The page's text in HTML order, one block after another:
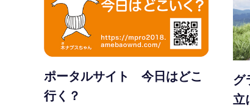
ポータルサイト 今日はどこ
行く？
グ
立